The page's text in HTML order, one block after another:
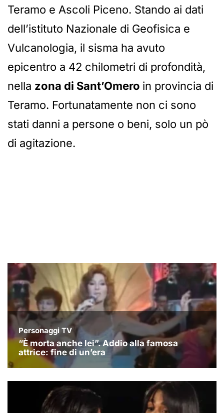
Teramo e Ascoli Piceno. Stando ai dati
dell’istituto Nazionale di Geofisica e
Vulcanologia, il sisma ha avuto
epicentro a 42 chilometri di profondità,
nella zona di Sant’Omero in provincia di
Teramo. Fortunatamente non ci sono
stati danni a persone o beni, solo un pò
di agitazione.